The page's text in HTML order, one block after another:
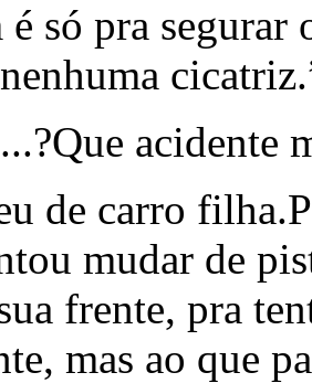
é só pra
acidente
de carro
mudar de
frente, pra
mas ao que